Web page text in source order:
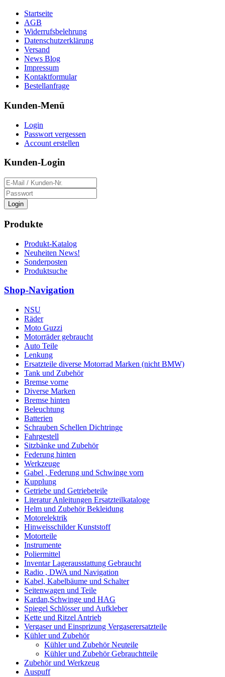
Startseite
AGB
Widerrufsbelehrung
Datenschutzerklärung
Versand
News Blog
Impressum
Kontaktformular
Bestellanfrage
Kunden-Menü
Login
Passwort vergessen
Account erstellen
Kunden-Login
Login
Produkte
Produkt-Katalog
Neuheiten News!
Sonderposten
Produktsuche
Shop-Navigation
NSU
Räder
Moto Guzzi
Motorräder gebraucht
Auto Teile
Lenkung
Ersatzteile diverse Motorrad Marken (nicht BMW)
Tank und Zubehör
Bremse vorne
Diverse Marken
Bremse hinten
Beleuchtung
Batterien
Schrauben Schellen Dichtringe
Fahrgestell
Sitzbänke und Zubehör
Federung hinten
Werkzeuge
Gabel , Federung und Schwinge vorn
Kupplung
Getriebe und Getriebeteile
Literatur Anleitungen Ersatzteilkataloge
Helm und Zubehör Bekleidung
Motorelektrik
Hinweisschilder Kunststoff
Motorteile
Instrumente
Poliermittel
Inventar Lagerausstattung Gebraucht
Radio , DWA und Navigation
Kabel, Kabelbäume und Schalter
Seitenwagen und Teile
Kardan,Schwinge und HAG
Spiegel Schlösser und Aufkleber
Kette und Ritzel Antrieb
Vergaser und Einsprizung Vergaserersatzteile
Kühler und Zubehör
Kühler und Zubehör Neuteile
Kühler und Zubehör Gebrauchtteile
Zubehör und Werkzeug
Auspuff